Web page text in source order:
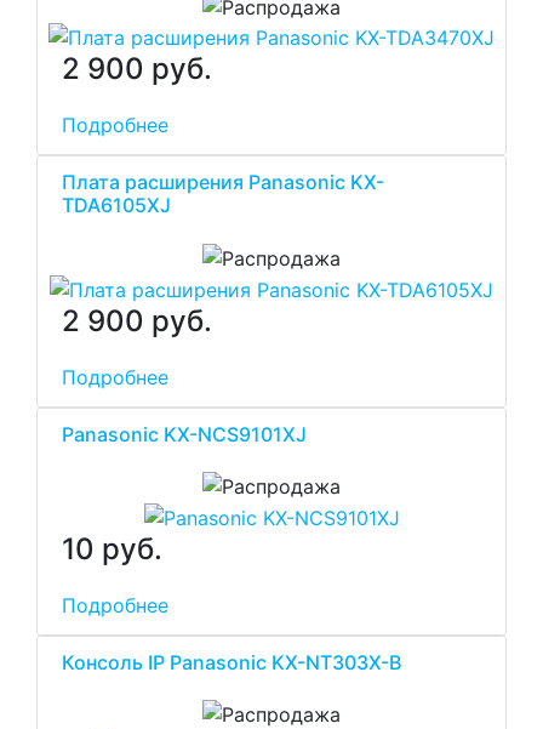
2 900 руб.
Подробнее
Плата расширения Panasonic KX-
TDA6105XJ
2 900 руб.
Подробнее
Panasonic KX-NCS9101XJ
10 руб.
Подробнее
Консоль IP Panasonic KX-NT303X-B